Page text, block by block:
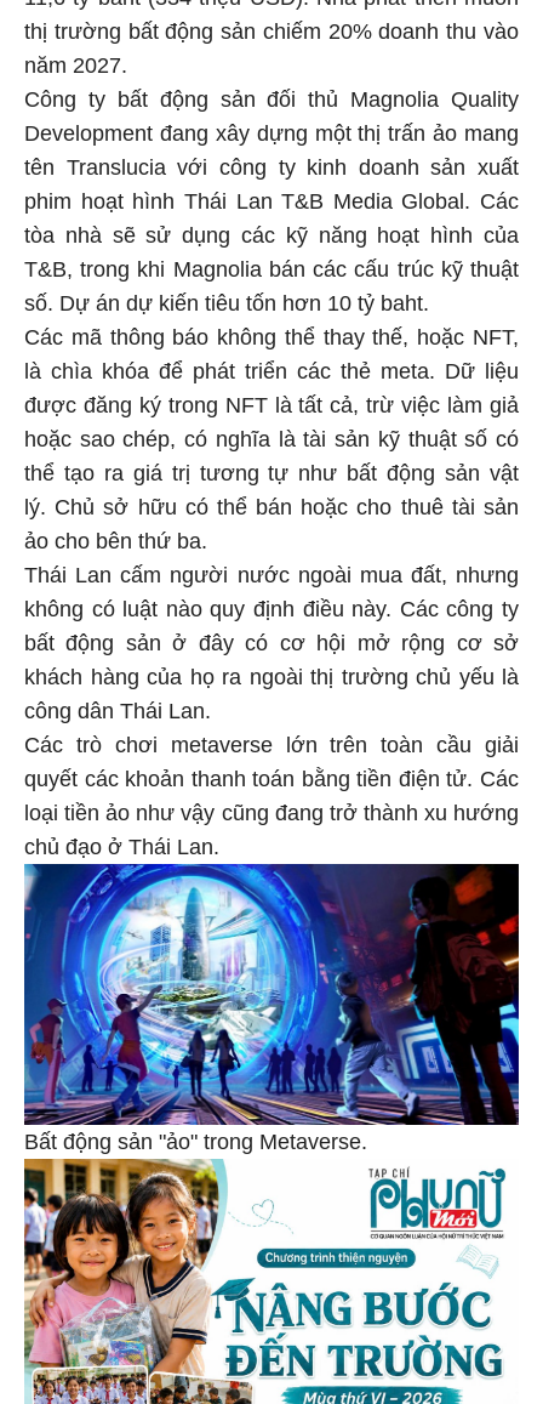
thị trường bất động sản chiếm 20% doanh thu vào
năm 2027.
Công ty bất động sản đối thủ Magnolia Quality
Development đang xây dựng một thị trấn ảo mang
tên Translucia với công ty kinh doanh sản xuất
phim hoạt hình Thái Lan T&B Media Global. Các
tòa nhà sẽ sử dụng các kỹ năng hoạt hình của
T&B, trong khi Magnolia bán các cấu trúc kỹ thuật
số. Dự án dự kiến tiêu tốn hơn 10 tỷ baht.
Các mã thông báo không thể thay thế, hoặc NFT,
là chìa khóa để phát triển các thẻ meta. Dữ liệu
được đăng ký trong NFT là tất cả, trừ việc làm giả
hoặc sao chép, có nghĩa là tài sản kỹ thuật số có
thể tạo ra giá trị tương tự như bất động sản vật
lý. Chủ sở hữu có thể bán hoặc cho thuê tài sản
ảo cho bên thứ ba.
Thái Lan cấm người nước ngoài mua đất, nhưng
không có luật nào quy định điều này. Các công ty
bất động sản ở đây có cơ hội mở rộng cơ sở
khách hàng của họ ra ngoài thị trường chủ yếu là
công dân Thái Lan.
Các trò chơi metaverse lớn trên toàn cầu giải
quyết các khoản thanh toán bằng tiền điện tử. Các
loại tiền ảo như vậy cũng đang trở thành xu hướng
chủ đạo ở Thái Lan.
Bất động sản "ảo" trong Metaverse.